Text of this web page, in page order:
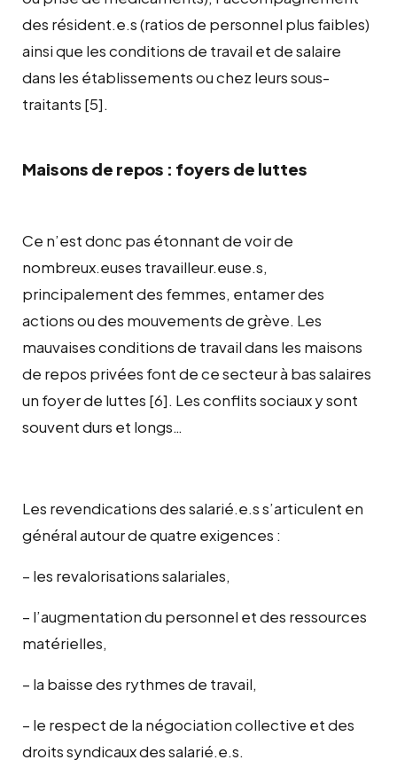
des résident.e.s (ratios de personnel plus faibles)
ainsi que les conditions de travail et de salaire
dans les établissements ou chez leurs sous-
traitants [5].
Maisons de repos : foyers de luttes
Ce n’est donc pas étonnant de voir de
nombreux.euses travailleur.euse.s,
principalement des femmes, entamer des
actions ou des mouvements de grève. Les
mauvaises conditions de travail dans les maisons
de repos privées font de ce secteur à bas salaires
un foyer de luttes [6]. Les conflits sociaux y sont
souvent durs et longs…
Les revendications des salarié.e.s s’articulent en
général autour de quatre exigences :
– les revalorisations salariales,
– l’augmentation du personnel et des ressources
matérielles,
– la baisse des rythmes de travail,
– le respect de la négociation collective et des
droits syndicaux des salarié.e.s.